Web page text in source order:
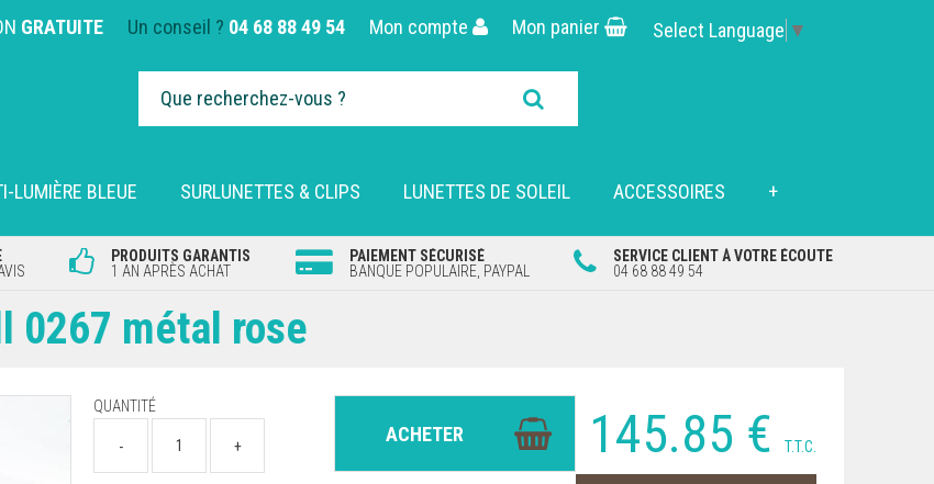
GRATUITE Un conseil ? 04 68 88 49 54 Mon compte Mon panier Select Language ▼
LUMIÈRE BLEUE SURLUNETTES & CLIPS LUNETTES DE SOLEIL ACCESSOIRES +
PRODUITS GARANTIS
1 AN APRÈS ACHAT
PAIEMENT SÉCURISÉ
BANQUE POPULAIRE, PAYPAL
SERVICE CLIENT À VOTRE ÉCOUTE
04 68 88 49 54
0267 métal rose
145.85 € T.T.C.
QUANTITÉ